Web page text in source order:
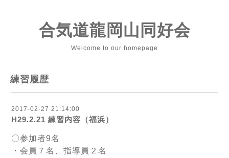
合気道龍岡山同好会
Welcome to our homepage
練習履歴
2017-02-27 21:14:00
H29.2.21 練習内容（福浜）
〇参加者9名
・会員７名、指導員２名